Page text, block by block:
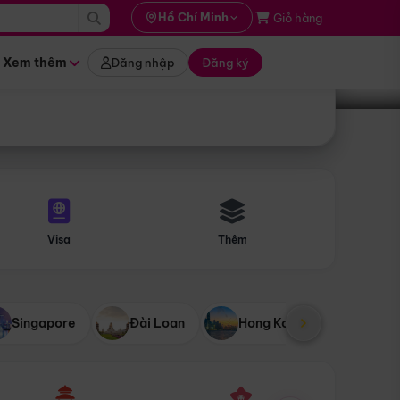
Hồ Chí Minh Giỏ hàng
Xem thêm Đăng nhập Đăng ký
Tìm tour
Visa Thêm
Singapore Đài Loan Hong Kong